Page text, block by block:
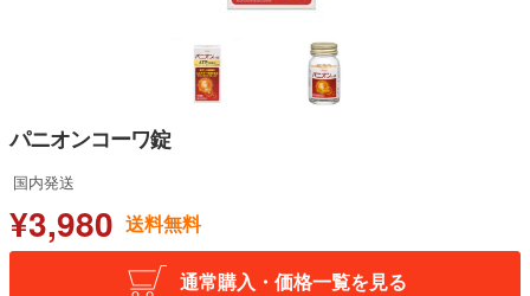
パニオンコーワ錠
国内発送
¥3,980 送料無料
通常購入・価格一覧を見る